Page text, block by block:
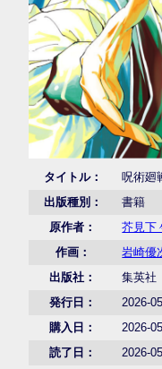
タイトル：
呪術廻
出版種別：
書籍
原作者：
芥見下
作画：
岩崎優
出版社：
集英社
発行日：
2026-
購入日：
2026-
読了日：
2026-